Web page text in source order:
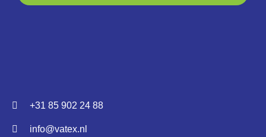
+31 85 902 24 88
info@vatex.nl